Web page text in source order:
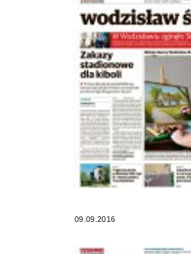
09.09.2016